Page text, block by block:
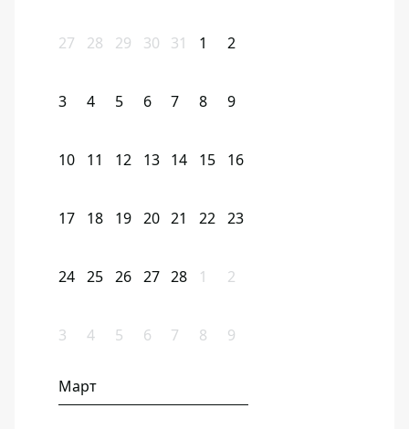
27 28 29 30 31 1 2
3 4 5 6 7 8 9
10 11 12 13 14 15 16
17 18 19 20 21 22 23
24 25 26 27 28 1 2
3 4 5 6 7 8 9
Март